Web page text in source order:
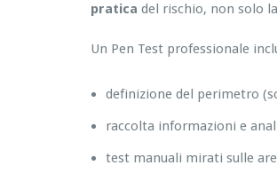
pratica del rischio, non solo
Un Pen Test professionale
definizione del perimetro
raccolta informazioni e
test manuali mirati sulle